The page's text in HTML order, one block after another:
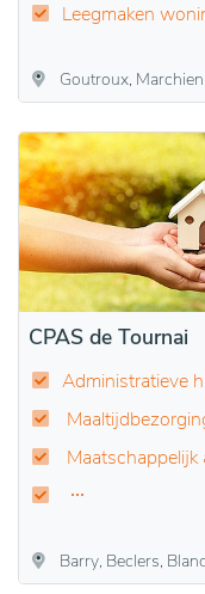
Leegmaken
Goutroux,
CPAS de Tournai
Administratieve
Barry, Beclers, Blandain, Chercq, Ere, Esplechin, Froidmont, Froyennes, Gaurain-Ramecroix, Havinnes, Hertain, Kain, La Glanerie, Lamain, Marquain, Maulde, Melles, Mont-Saint-Aubert, Mourcourt, Orcq,